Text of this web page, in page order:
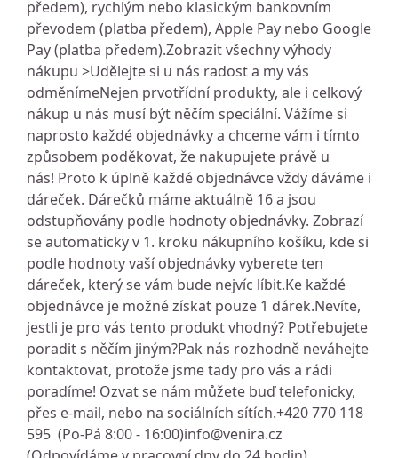
předem), rychlým nebo klasickým bankovním
převodem (platba předem), Apple Pay nebo Google
Pay (platba předem).Zobrazit všechny výhody
nákupu >Udělejte si u nás radost a my vás
odměnímeNejen prvotřídní produkty, ale i celkový
nákup u nás musí být něčím speciální. Vážíme si
naprosto každé objednávky a chceme vám i tímto
způsobem poděkovat, že nakupujete právě u
nás! Proto k úplně každé objednávce vždy dáváme i
dáreček. Dárečků máme aktuálně 16 a jsou
odstupňovány podle hodnoty objednávky. Zobrazí
se automaticky v 1. kroku nákupního košíku, kde si
podle hodnoty vaší objednávky vyberete ten
dáreček, který se vám bude nejvíc líbit.Ke každé
objednávce je možné získat pouze 1 dárek.Nevíte,
jestli je pro vás tento produkt vhodný? Potřebujete
poradit s něčím jiným?Pak nás rozhodně neváhejte
kontaktovat, protože jsme tady pro vás a rádi
poradíme! Ozvat se nám můžete buď telefonicky,
přes e-mail, nebo na sociálních sítích.+420 770 118
595 (Po-Pá 8:00 - 16:00)info@venira.cz